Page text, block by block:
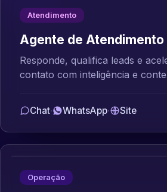
Atendimento
Agente de Atendimento
Responde, qualifica leads e
contato com inteligência e
Chat· WhatsApp· Site
Operação